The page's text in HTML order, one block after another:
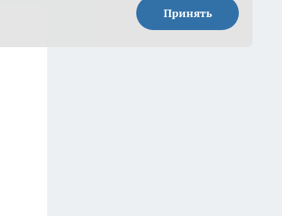
Принять